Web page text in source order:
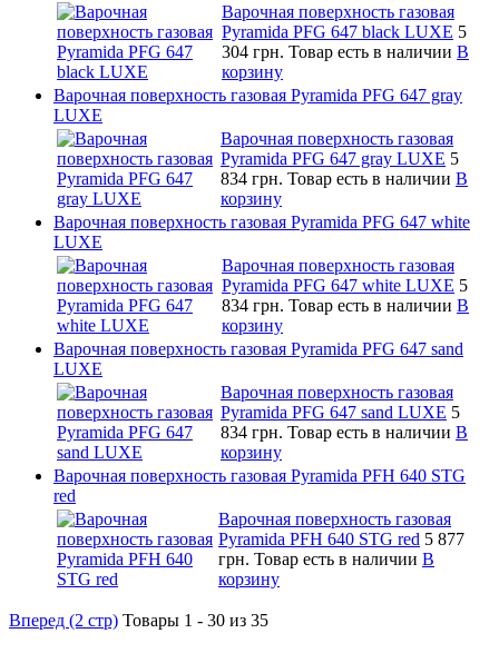
Варочная поверхность газовая
Pyramida PFG 647 black LUXE 5
304 грн. Товар есть в наличии В
корзину
Варочная поверхность газовая Pyramida PFG 647 gray
LUXE
Варочная поверхность газовая
Pyramida PFG 647 gray LUXE 5
834 грн. Товар есть в наличии В
корзину
Варочная поверхность газовая Pyramida PFG 647 white
LUXE
Варочная поверхность газовая
Pyramida PFG 647 white LUXE 5
834 грн. Товар есть в наличии В
корзину
Варочная поверхность газовая Pyramida PFG 647 sand
LUXE
Варочная поверхность газовая
Pyramida PFG 647 sand LUXE 5
834 грн. Товар есть в наличии В
корзину
Варочная поверхность газовая Pyramida PFH 640 STG
red
Варочная поверхность газовая
Pyramida PFH 640 STG red 5 877
грн. Товар есть в наличии В
корзину
Вперед (2 стр) Товары 1 - 30 из 35